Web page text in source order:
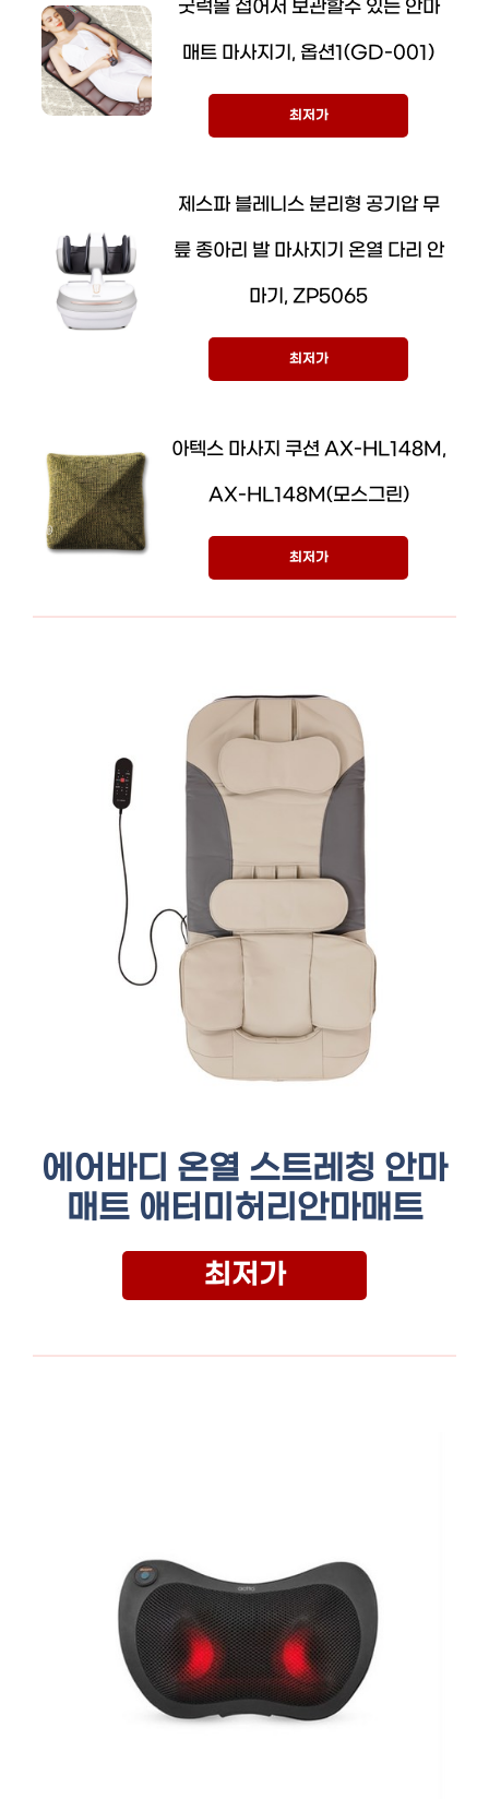
굿럭몰 접어서 보관할수 있는 안마
매트 마사지기, 옵션1(GD-001)
최저가
제스파 블레니스 분리형 공기압 무
릎 종아리 발 마사지기 온열 다리 안
마기, ZP5065
최저가
아텍스 마사지 쿠션 AX-HL148M,
AX-HL148M(모스그린)
최저가
에어바디 온열 스트레칭 안마
매트 애터미허리안마매트
최저가